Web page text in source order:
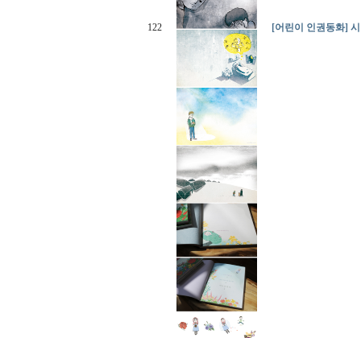
122 [어린이 인권동화]